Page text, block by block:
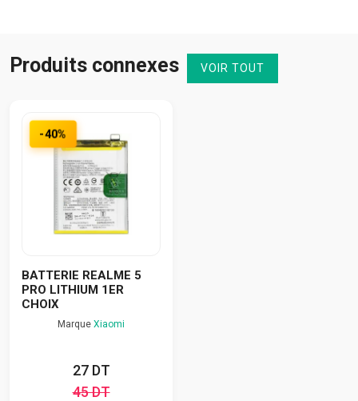
Produits connexes VOIR TOUT
-40%
BATTERIE REALME 5
PRO LITHIUM 1ER
CHOIX
Marque Xiaomi
27 DT
45 DT